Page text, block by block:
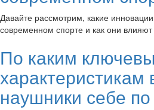
Давайте рассмотрим, какие
современном спорте и как они влияют
По каким
характеристикам
наушники себе по